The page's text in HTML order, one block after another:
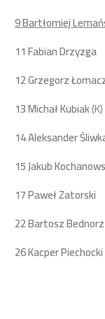
9 Bartłomiej
11 Fabian Drzyzga
12 Grzegorz
13 Michał Kubiak(K)
14 Aleksander
15 Jakub
17 Paweł Zatorski
22 Bartosz Bednorz
26 Kacper Piechocki